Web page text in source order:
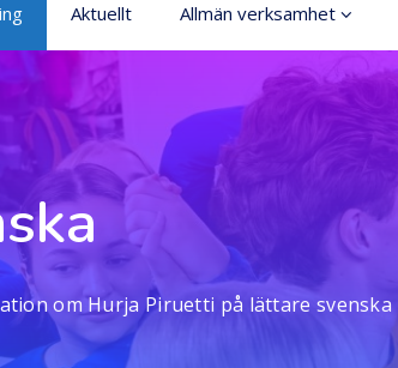
Aktuellt Allmän verksamhet
Grundläggande
konstundervisning
Ordningsregler
Principer för ett säkrare
utrymme
Tillgänglig hobby inom
konst
om Hurja Piruetti på lättare svenska